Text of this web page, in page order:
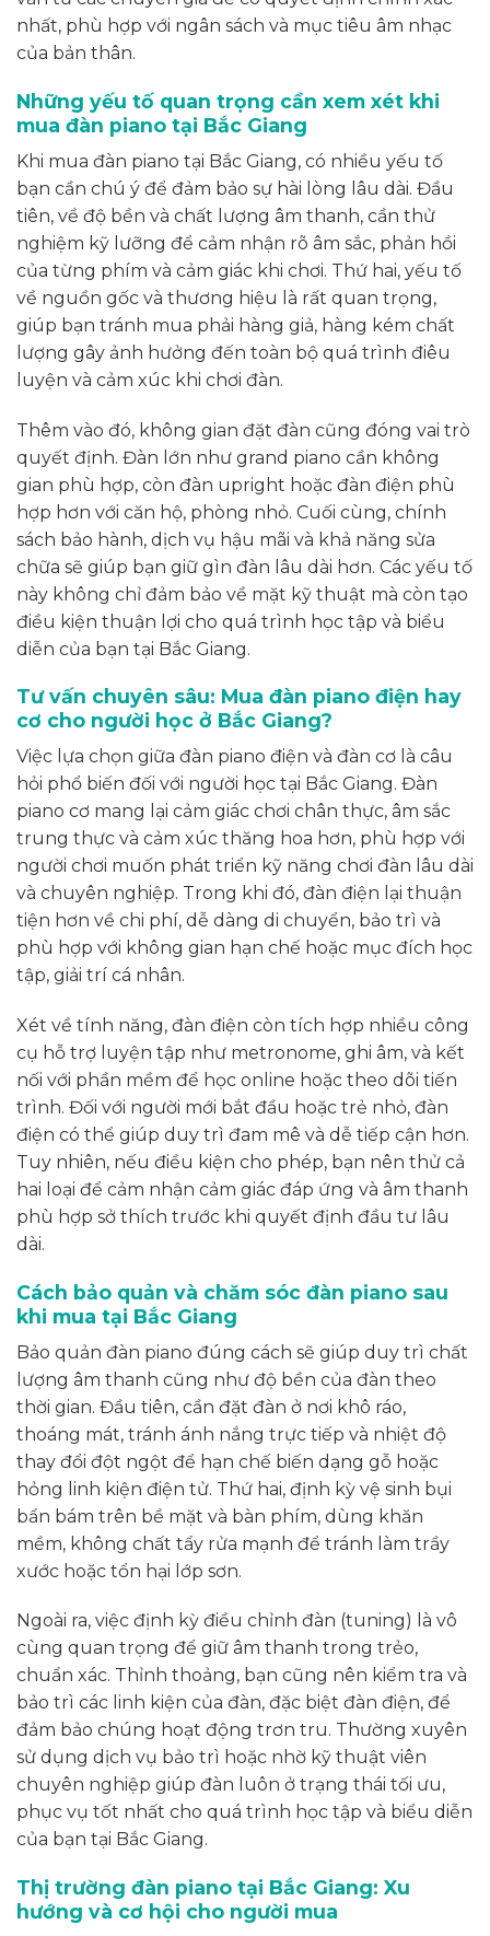
nhất, phù hợp với ngân sách và mục tiêu âm nhạc
của bản thân.
Những yếu tố quan trọng cần xem xét khi
mua đàn piano tại Bắc Giang
Khi mua đàn piano tại Bắc Giang, có nhiều yếu tố
bạn cần chú ý để đảm bảo sự hài lòng lâu dài. Đầu
tiên, về độ bền và chất lượng âm thanh, cần thử
nghiệm kỹ lưỡng để cảm nhận rõ âm sắc, phản hồi
của từng phím và cảm giác khi chơi. Thứ hai, yếu tố
về nguồn gốc và thương hiệu là rất quan trọng,
giúp bạn tránh mua phải hàng giả, hàng kém chất
lượng gây ảnh hưởng đến toàn bộ quá trình điêu
luyện và cảm xúc khi chơi đàn.
Thêm vào đó, không gian đặt đàn cũng đóng vai trò
quyết định. Đàn lớn như grand piano cần không
gian phù hợp, còn đàn upright hoặc đàn điện phù
hợp hơn với căn hộ, phòng nhỏ. Cuối cùng, chính
sách bảo hành, dịch vụ hậu mãi và khả năng sửa
chữa sẽ giúp bạn giữ gìn đàn lâu dài hơn. Các yếu tố
này không chỉ đảm bảo về mặt kỹ thuật mà còn tạo
điều kiện thuận lợi cho quá trình học tập và biểu
diễn của bạn tại Bắc Giang.
Tư vấn chuyên sâu: Mua đàn piano điện hay
cơ cho người học ở Bắc Giang?
Việc lựa chọn giữa đàn piano điện và đàn cơ là câu
hỏi phổ biến đối với người học tại Bắc Giang. Đàn
piano cơ mang lại cảm giác chơi chân thực, âm sắc
trung thực và cảm xúc thăng hoa hơn, phù hợp với
người chơi muốn phát triển kỹ năng chơi đàn lâu dài
và chuyên nghiệp. Trong khi đó, đàn điện lại thuận
tiện hơn về chi phí, dễ dàng di chuyển, bảo trì và
phù hợp với không gian hạn chế hoặc mục đích học
tập, giải trí cá nhân.
Xét về tính năng, đàn điện còn tích hợp nhiều công
cụ hỗ trợ luyện tập như metronome, ghi âm, và kết
nối với phần mềm để học online hoặc theo dõi tiến
trình. Đối với người mới bắt đầu hoặc trẻ nhỏ, đàn
điện có thể giúp duy trì đam mê và dễ tiếp cận hơn.
Tuy nhiên, nếu điều kiện cho phép, bạn nên thử cả
hai loại để cảm nhận cảm giác đáp ứng và âm thanh
phù hợp sở thích trước khi quyết định đầu tư lâu
dài.
Cách bảo quản và chăm sóc đàn piano sau
khi mua tại Bắc Giang
Bảo quản đàn piano đúng cách sẽ giúp duy trì chất
lượng âm thanh cũng như độ bền của đàn theo
thời gian. Đầu tiên, cần đặt đàn ở nơi khô ráo,
thoáng mát, tránh ánh nắng trực tiếp và nhiệt độ
thay đổi đột ngột để hạn chế biến dạng gỗ hoặc
hỏng linh kiện điện tử. Thứ hai, định kỳ vệ sinh bụi
bẩn bám trên bề mặt và bàn phím, dùng khăn
mềm, không chất tẩy rửa mạnh để tránh làm trầy
xước hoặc tổn hại lớp sơn.
Ngoài ra, việc định kỳ điều chỉnh đàn (tuning) là vô
cùng quan trọng để giữ âm thanh trong trẻo,
chuẩn xác. Thỉnh thoảng, bạn cũng nên kiểm tra và
bảo trì các linh kiện của đàn, đặc biệt đàn điện, để
đảm bảo chúng hoạt động trơn tru. Thường xuyên
sử dụng dịch vụ bảo trì hoặc nhờ kỹ thuật viên
chuyên nghiệp giúp đàn luôn ở trạng thái tối ưu,
phục vụ tốt nhất cho quá trình học tập và biểu diễn
của bạn tại Bắc Giang.
Thị trường đàn piano tại Bắc Giang: Xu
hướng và cơ hội cho người mua